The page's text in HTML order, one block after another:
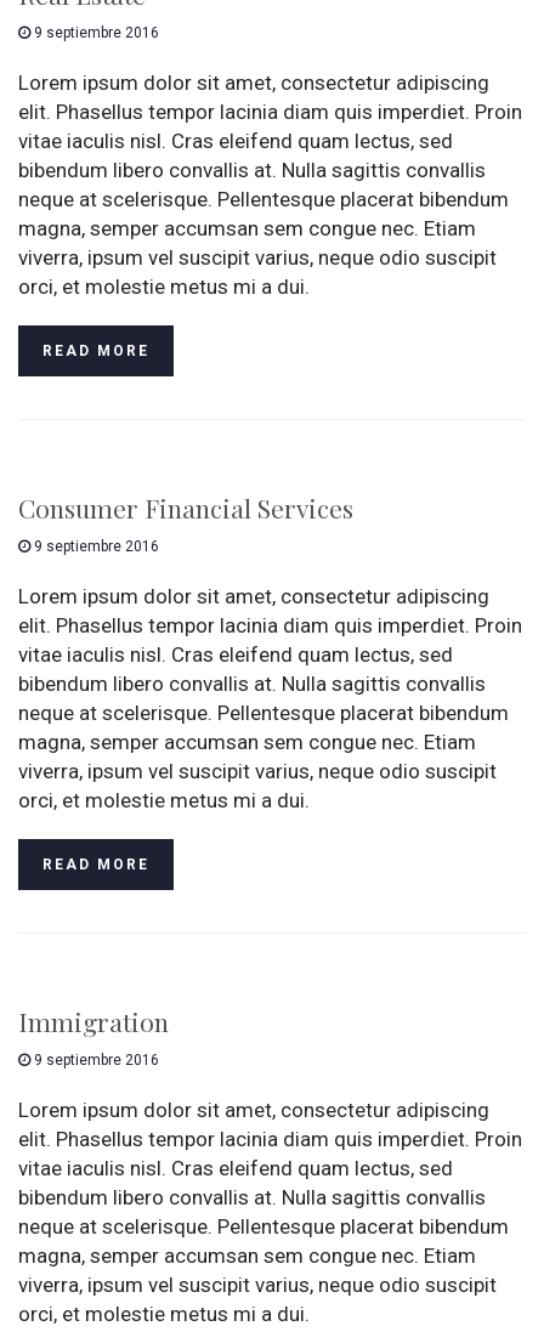
9 septiembre 2016
Lorem ipsum dolor sit amet, consectetur adipiscing
elit. Phasellus tempor lacinia diam quis imperdiet. Proin
vitae iaculis nisl. Cras eleifend quam lectus, sed
bibendum libero convallis at. Nulla sagittis convallis
neque at scelerisque. Pellentesque placerat bibendum
magna, semper accumsan sem congue nec. Etiam
viverra, ipsum vel suscipit varius, neque odio suscipit
orci, et molestie metus mi a dui.
READ MORE
Consumer Financial Services
9 septiembre 2016
Lorem ipsum dolor sit amet, consectetur adipiscing
elit. Phasellus tempor lacinia diam quis imperdiet. Proin
vitae iaculis nisl. Cras eleifend quam lectus, sed
bibendum libero convallis at. Nulla sagittis convallis
neque at scelerisque. Pellentesque placerat bibendum
magna, semper accumsan sem congue nec. Etiam
viverra, ipsum vel suscipit varius, neque odio suscipit
orci, et molestie metus mi a dui.
READ MORE
Immigration
9 septiembre 2016
Lorem ipsum dolor sit amet, consectetur adipiscing
elit. Phasellus tempor lacinia diam quis imperdiet. Proin
vitae iaculis nisl. Cras eleifend quam lectus, sed
bibendum libero convallis at. Nulla sagittis convallis
neque at scelerisque. Pellentesque placerat bibendum
magna, semper accumsan sem congue nec. Etiam
viverra, ipsum vel suscipit varius, neque odio suscipit
orci, et molestie metus mi a dui.